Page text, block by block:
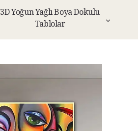
3D Yoğun Yağlı Boya Dokulu
Tablolar